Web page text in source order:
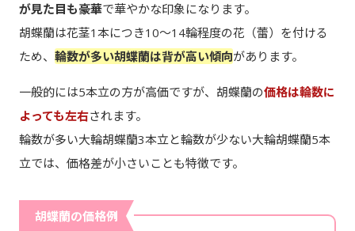
が見た目も豪華で華やかな印象になります。
胡蝶蘭は花茎1本につき10～14輪程度の花（蕾）を付ける
ため、 輪数が多い胡蝶蘭は背が高い傾向があります。
一般的には5本立の方が高価ですが、胡蝶蘭の価格は輪数に
よっても左右されます。
輪数が多い大輪胡蝶蘭3本立と輪数が少ない大輪胡蝶蘭5本
立では、価格差が小さいことも特徴です。
胡蝶蘭の価格例